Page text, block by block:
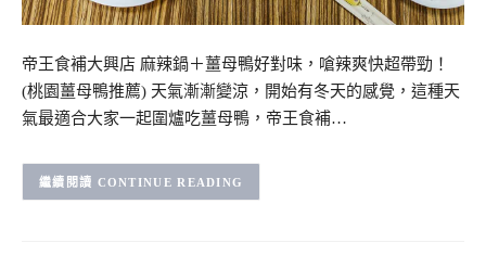
帝王食補大興店 麻辣鍋＋薑母鴨好對味，嗆辣爽快超帶勁！
(桃園薑母鴨推薦) 天氣漸漸變涼，開始有冬天的感覺，這種天
氣最適合大家一起圍爐吃薑母鴨，帝王食補…
CONTINUE READING